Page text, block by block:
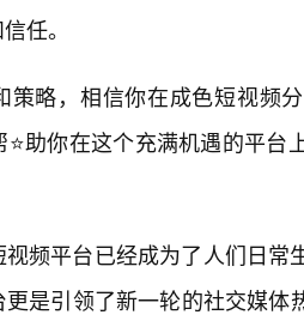
任。
策略，相信你在成色短视频
助你在这个充满机遇的平台
频平台已经成为了人们日常
是引领了新一轮的社交媒体